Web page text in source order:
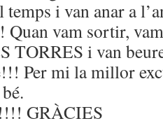
temps i van anar a
vam sortir,
TORRES i van
Per mi la millor
GRÀCIES